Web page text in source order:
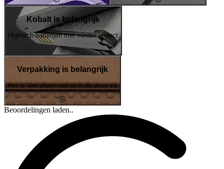
Kobalt is belangrijk
Hightech batterijen met minder impact
Verpakking is belangrijk
Het is niet alleen wat er in de doos zit
Beoordelingen laden..